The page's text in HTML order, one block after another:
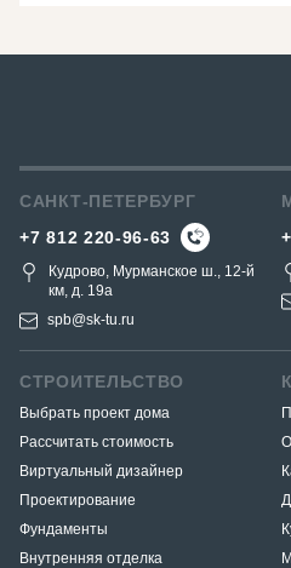
САНКТ-ПЕТЕРБУРГ
+7 812 220-96-63
Кудрово, Мурманское ш., 12-й
км, д. 19a
spb@sk-tu.ru
СТРОИТЕЛЬСТВО
Выбрать проект дома
Рассчитать стоимость
Виртуальный дизайнер
Проектирование
Фундаменты
Внутренняя отделка